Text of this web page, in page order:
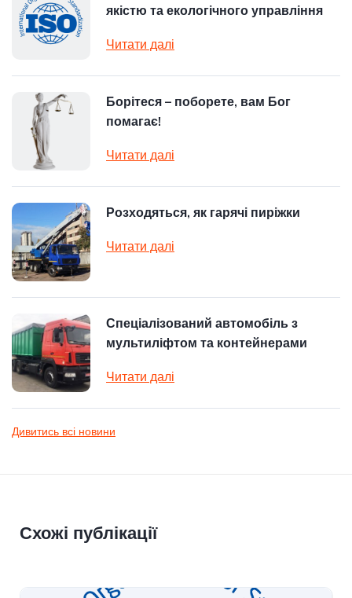
якістю та екологічного управління
Читати далі
Борітеся – поборете, вам Бог
помагає!
Читати далі
Розходяться, як гарячі пиріжки
Читати далі
Спеціалізований автомобіль з
мультиліфтом та контейнерами
Читати далі
Дивитись всі новини
Схожі публікації